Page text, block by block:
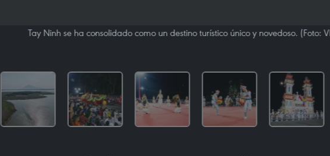
Tay Ninh se ha consolidado como un destino turístico único y novedoso. (Foto: